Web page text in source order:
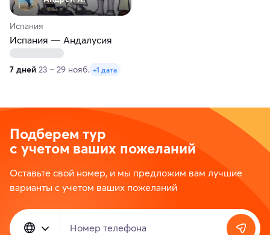
Испания
Испания — Андалусия
7 дней 23 – 29 нояб. +1 дата
Подберем тур
с учетом ваших пожеланий
Оставьте свой номер, и мы предложим вам лучшие
варианты с учетом ваших пожеланий
Номер телефона